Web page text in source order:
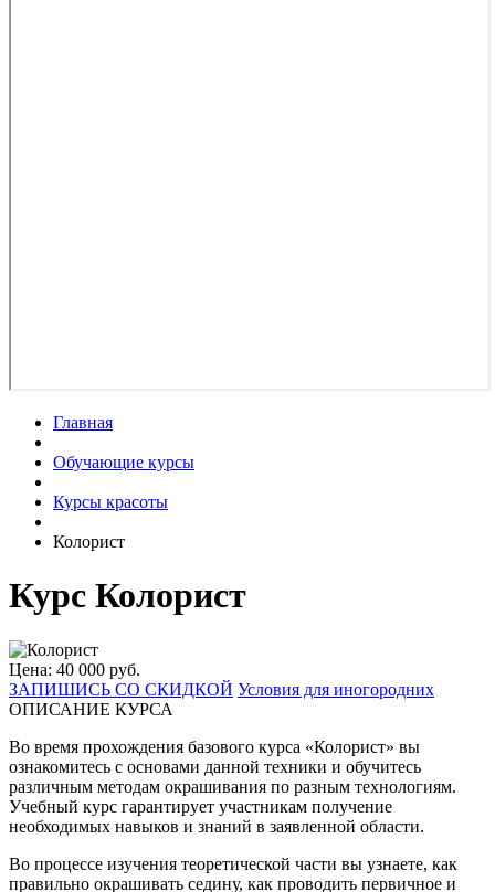
Главная
Обучающие курсы
Курсы красоты
Колорист
Курс Колорист
Цена: 40 000 руб.
ЗАПИШИСЬ СО СКИДКОЙ Условия для иногородних
ОПИСАНИЕ КУРСА
Во время прохождения базового курса «Колорист» вы
ознакомитесь с основами данной техники и обучитесь
различным методам окрашивания по разным технологиям.
Учебный курс гарантирует участникам получение
необходимых навыков и знаний в заявленной области.
Во процессе изучения теоретической части вы узнаете, как
правильно окрашивать седину, как проводить первичное и